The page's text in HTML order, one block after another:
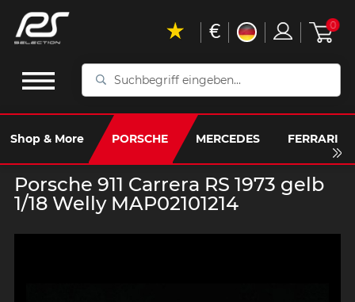
Suchbegriff
Shop & More PORSCHE MERCEDES FERRARI
€ 0
Porsche 911 Carrera RS 1973 gelb
1/18 Welly MAP02101214